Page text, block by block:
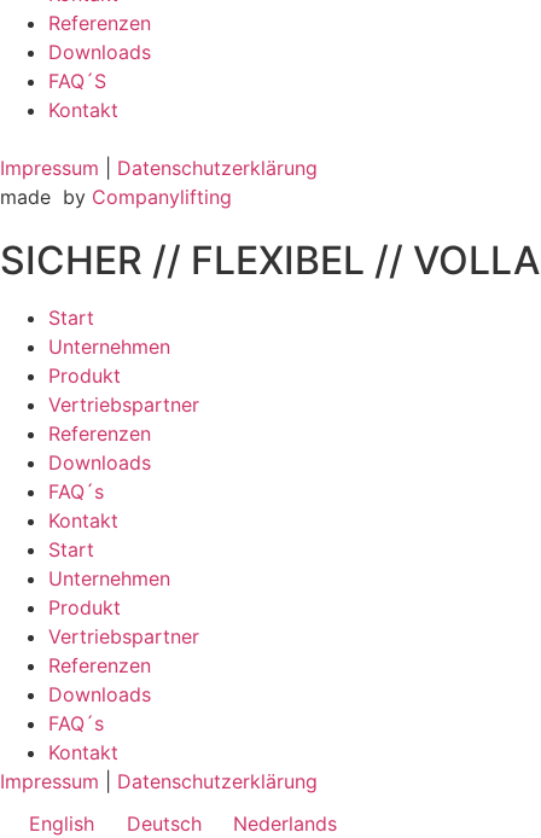
Referenzen
Downloads
FAQ´S
Kontakt
Impressum
Datenschutzerklärung
made by Companylifting
SICHER // FLEXIBEL //
Start
Unternehmen
Produkt
Vertriebspartner
Referenzen
Downloads
FAQ´s
Kontakt
Start
Unternehmen
Produkt
Vertriebspartner
Referenzen
Downloads
FAQ´s
Kontakt
Impressum
Datenschutzerklärung
English
Deutsch Nederlands